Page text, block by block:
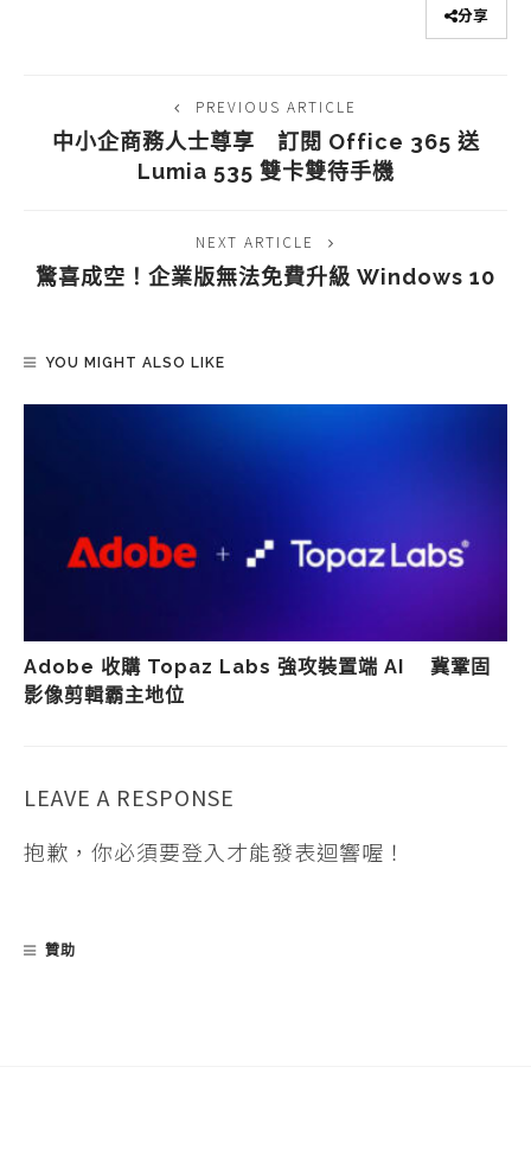
分享
PREVIOUS ARTICLE
中小企商務人士尊享 訂閱 Office 365 送
Lumia 535 雙卡雙待手機
NEXT ARTICLE
驚喜成空！企業版無法免費升級 Windows 10
YOU MIGHT ALSO LIKE
Adobe 收購 Topaz Labs 強攻裝置端 AI 冀鞏固
影像剪輯霸主地位
LEAVE A RESPONSE
抱歉，你必須要登入才能發表迴響喔！
贊助